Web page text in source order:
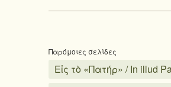
Παρόμοιες σελίδες
Εἰς τὸ «Πατήρ» / In illud